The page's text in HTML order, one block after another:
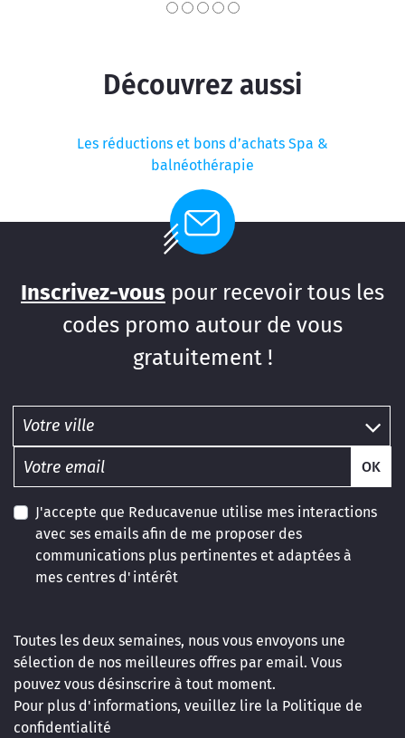
Découvrez aussi
Les réductions et bons d’achats Spa &
balnéothérapie
Inscrivez-vous pour recevoir tous les
codes promo autour de vous
gratuitement !
OK
J'accepte que Reducavenue utilise mes interactions
avec ses emails afin de me proposer des
communications plus pertinentes et adaptées à
mes centres d'intérêt
Toutes les deux semaines, nous vous envoyons une
sélection de nos meilleures offres par email. Vous
pouvez vous désinscrire à tout moment.
Pour plus d'informations, veuillez lire la Politique de
confidentialité